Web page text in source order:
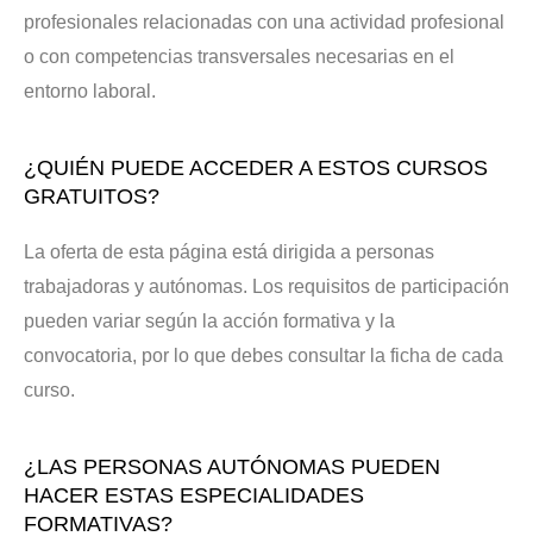
profesionales relacionadas con una actividad profesional
o con competencias transversales necesarias en el
entorno laboral.
¿QUIÉN PUEDE ACCEDER A ESTOS CURSOS
GRATUITOS?
La oferta de esta página está dirigida a personas
trabajadoras y autónomas. Los requisitos de participación
pueden variar según la acción formativa y la
convocatoria, por lo que debes consultar la ficha de cada
curso.
¿LAS PERSONAS AUTÓNOMAS PUEDEN
HACER ESTAS ESPECIALIDADES
FORMATIVAS?